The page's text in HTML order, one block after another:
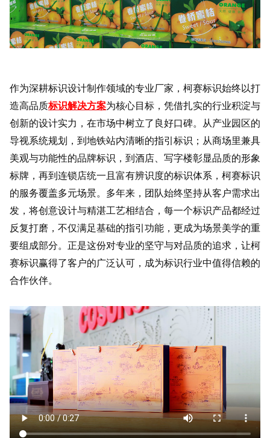
作为深耕标识设计制作领域的专业厂家，柯赛标识始终以打
造高品质标识解决方案为核心目标，凭借扎实的行业积淀与
创新的设计实力，在市场中树立了良好口碑。从产业园区的
导视系统规划，到地铁站内清晰的指引标识；从商场里兼具
美观与功能性的品牌标识，到酒店、写字楼彰显品质的形象
标牌，再到连锁店统一且富有辨识度的标识体系，柯赛标识
的服务覆盖多元场景。多年来，团队始终坚持从客户需求出
发，将创意设计与精湛工艺相结合，每一个标识产品都经过
反复打磨，不仅满足基础的指引功能，更成为场景美学的重
要组成部分。正是这份对专业的坚守与对品质的追求，让柯
赛标识赢得了客户的广泛认可，成为标识行业中值得信赖的
合作伙伴。